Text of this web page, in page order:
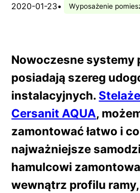
2020-01-23• Wyposażenie
Nowoczesne systemy
posiadają szereg
instalacyjnych.
Cersanit AQUA,
zamontować łatwo i co
najważniejsze
hamulcowi
wewnątrz profilu